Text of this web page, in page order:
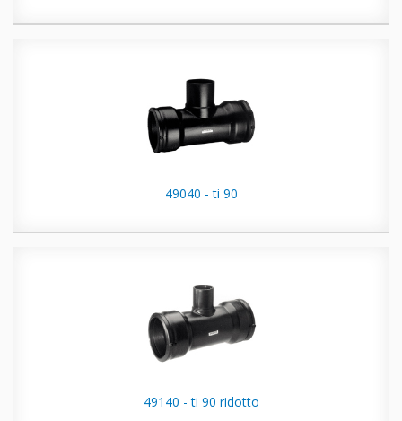
49040 - ti 90
49140 - ti 90 ridotto